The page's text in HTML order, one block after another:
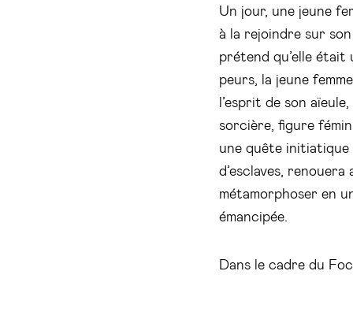
Un jour, une jeune
à la rejoindre sur
prétend qu’elle était
peurs, la jeune
l’esprit de son
sorcière, figure
une quête initiatique
d’esclaves,
métamorphoser en
émancipée.
Dans le cadre du